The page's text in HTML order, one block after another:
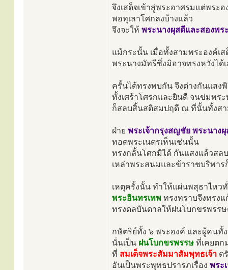
จึงเสด็จเข้าสู่พระอาศรมแต่พระอ
พอทุเลาโศกลงบ้างแล้ว
จึงจะให้ พระนางผุสดีและสองพร
แม้กระนั้น เมื่อทั้งสามพระองค์เ
พระนางมัทรีซึ่งมิอาจทรงหวังได้
ครั้นได้ทรงพบกัน จึงต่างกันแสง
ทั้งเศร้าโศรกและยินดี จนข่มพระ
ก็สลบสิ้นสติสมปฤดี ณ ที่นั้นทั้งส
ฝ่าย พระเจ้ากรุงสญชัย พระนาง
ทอดพระเนตรเห็นเช่นนั้น
ทรงกลั้นโศกมิได้ กันแสงแล้วสล
เหล่าพระสนมและข้าราชบริพา
เหตุครั้งนั้น ทำให้แผ่นพสุธาไหว
พระอินทรเทพ ทรงทราบจึงทรง
ทรงดลบันดาลให้ฝนโบกขรพรร
กษัตริย์ทั้ง ๖ พระองค์ และผู้คน
นั่นเป็น ฝนโบกขรพรรษ ที่เคยต
ที่ สมเด็จพระสัมมาสัมพุทธเจ้า ต
อันเป็นพระพุทธปรารภเรื่อง พระ